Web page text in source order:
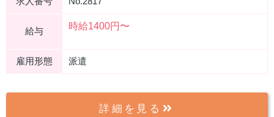
給与 時給1400円〜
雇用形態 派遣
詳細を見る